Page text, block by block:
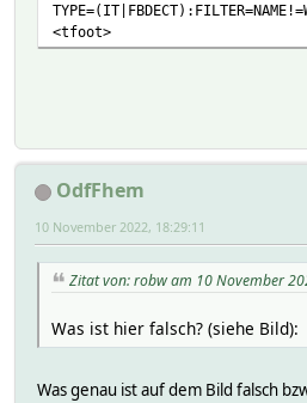
<tfoot>
OdfFhem
10 November 2022, 18:29:11
Zitat von: robw am 10 November
Was ist hier falsch? (siehe Bild):
Was genau ist auf dem Bild falsch